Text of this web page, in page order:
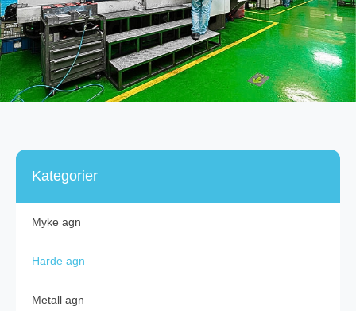
Kategorier
Myke agn
Harde agn
Metall agn